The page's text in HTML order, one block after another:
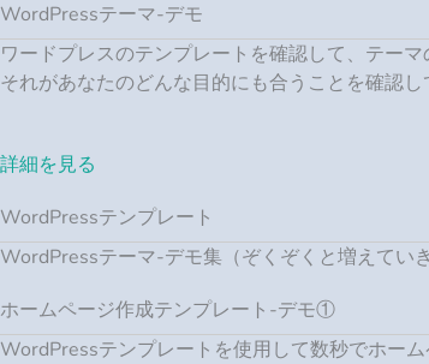
WordPressテーマ-デモ
ワードプレスのテンプレートを確認して、テー
それがあなたのどんな目的にも合うことを確認し
詳細を見る
WordPressテンプレート
WordPressテーマ-デモ集（ぞくぞくと増えてい
ホームページ作成テンプレート-デモ①
WordPressテンプレートを使用して数秒でホーム